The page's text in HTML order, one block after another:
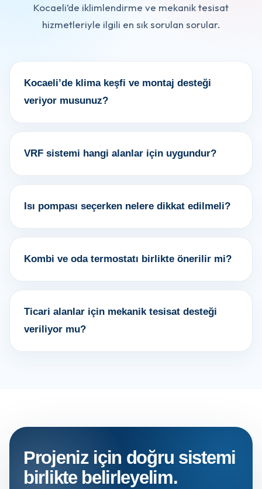
Kocaeli’de iklimlendirme ve mekanik tesisat
hizmetleriyle ilgili en sık sorulan sorular.
Kocaeli’de klima keşfi ve montaj desteği
veriyor musunuz?
VRF sistemi hangi alanlar için uygundur?
Isı pompası seçerken nelere dikkat edilmeli?
Kombi ve oda termostatı birlikte önerilir mi?
Ticari alanlar için mekanik tesisat desteği
veriliyor mu?
Projeniz için doğru sistemi
birlikte belirleyelim.